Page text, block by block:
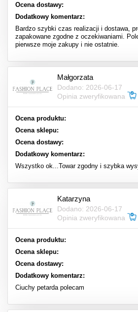
Ocena dostawy:
Dodatkowy komentarz:
Bardzo szybki czas realizacji i dostawa,
zapakowane zgodne z oczekiwaniami.
pierwsze moje zakupy i nie ostatnie.
Małgorzata
Dodano: 2026-06-17
Opinia zweryfikowana
Ocena produktu:
Ocena sklepu:
Ocena dostawy:
Dodatkowy komentarz:
Wszystko ok...Towar zgodny i szybka
Katarzyna
Dodano: 2026-06-17
Opinia zweryfikowana
Ocena produktu:
Ocena sklepu:
Ocena dostawy:
Dodatkowy komentarz:
Ciuchy petarda polecam